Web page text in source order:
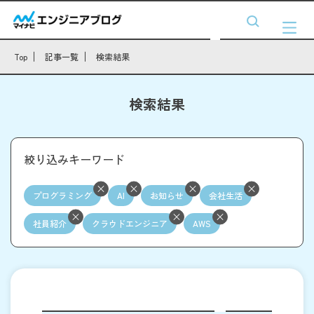
Top 記事一覧 検索結果
検索結果
絞り込みキーワード
プログラミング AI お知らせ 会社生活
社員紹介 クラウドエンジニア AWS